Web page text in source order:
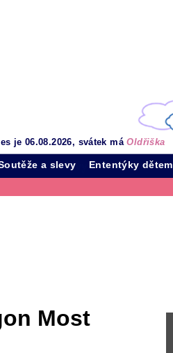
je 06.08.2026, svátek máOldřiška
a slevy Ententýky dětem
Most